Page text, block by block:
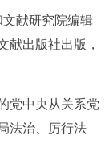
献研究院编辑
献出版社出版，
中央从关系党
法治、厉行法